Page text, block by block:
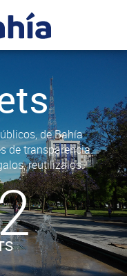
de Bahía
de transparencia.
reutilizalos.